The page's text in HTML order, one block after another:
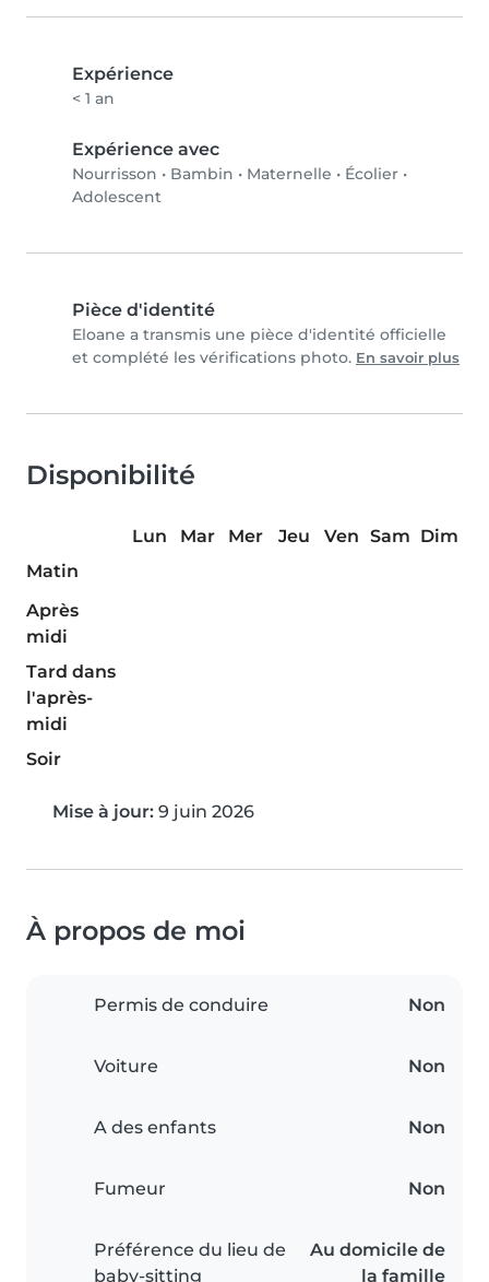
Expérience
< 1 an
Expérience avec
Nourrisson • Bambin • Maternelle • Écolier •
Adolescent
Pièce d'identité
Eloane a transmis une pièce d'identité officielle
et complété les vérifications photo. En savoir plus
Disponibilité
Lun Mar Mer Jeu Ven Sam Dim
Matin
Après
midi
Tard dans
l'après-
midi
Soir
Mise à jour: 9 juin 2026
À propos de moi
Permis de conduire Non
Voiture Non
A des enfants Non
Fumeur Non
Préférence du lieu de
baby-sitting
Au domicile de
la famille